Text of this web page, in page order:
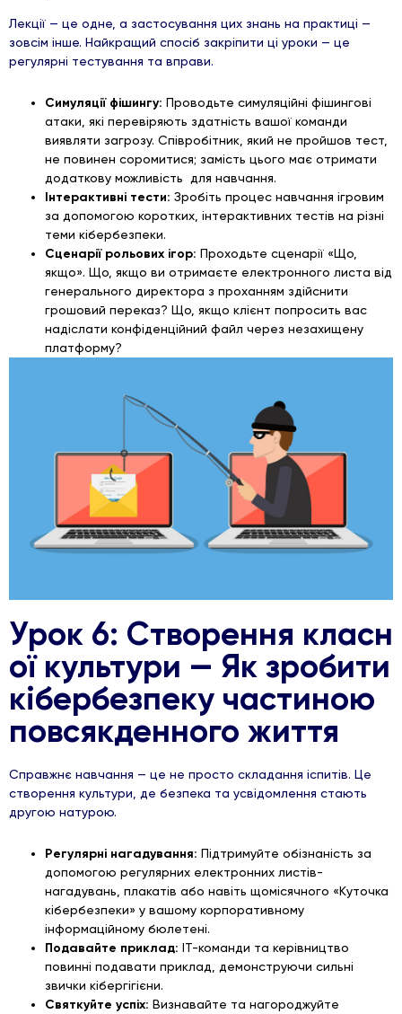
Лекції — це одне, а застосування цих знань на практиці —
зовсім інше. Найкращий спосіб закріпити ці уроки — це
регулярні тестування та вправи.
Симуляції фішингу: Проводьте симуляційні фішингові
атаки, які перевіряють здатність вашої команди
виявляти загрозу. Співробітник, який не пройшов тест,
не повинен соромитися; замість цього має отримати
додаткову можливість для навчання.
Інтерактивні тести: Зробіть процес навчання ігровим
за допомогою коротких, інтерактивних тестів на різні
теми кібербезпеки.
Сценарії рольових ігор: Проходьте сценарії «Що,
якщо». Що, якщо ви отримаєте електронного листа від
генерального директора з проханням здійснити
грошовий переказ? Що, якщо клієнт попросить вас
надіслати конфіденційний файл через незахищену
платформу?
Урок 6: Створення класн
ої культури — Як зробити
кібербезпеку частиною
повсякденного життя
Справжнє навчання — це не просто складання іспитів. Це
створення культури, де безпека та усвідомлення стають
другою натурою.
Регулярні нагадування: Підтримуйте обізнаність за
допомогою регулярних електронних листів-
нагадувань, плакатів або навіть щомісячного «Куточка
кібербезпеки» у вашому корпоративному
інформаційному бюлетені.
Подавайте приклад: ІТ-команди та керівництво
повинні подавати приклад, демонструючи сильні
звички кібергігієни.
Святкуйте успіх: Визнавайте та нагороджуйте